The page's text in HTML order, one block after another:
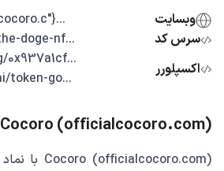
وبسایت
...{"https://www.officialcocoro.c
سرس کد
...https://github.com/the-doge-nf
اکسپلورر
...https://basescan.org/0x937a1cf
...https://app.nansen.ai/token-go
Cocoro (officialcocoro.com) چیست؟